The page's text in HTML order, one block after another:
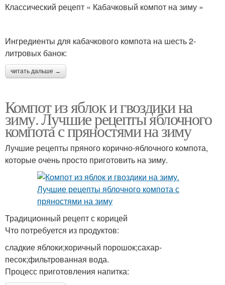
Классический рецепт « Кабачковый компот на зиму »
Ингредиенты для кабачкового компота на шесть 2-
литровых банок:
читать дальше →
Компот из яблок и гвоздики на
зиму. Лучшие рецепты яблочного
компота с пряностями на зиму
Лучшие рецепты пряного корично-яблочного компота,
которые очень просто приготовить на зиму.
Традиционный рецепт с корицей
Что потребуется из продуктов:
сладкие яблоки;коричный порошок;сахар-
песок;фильтрованная вода.
Процесс приготовления напитка: